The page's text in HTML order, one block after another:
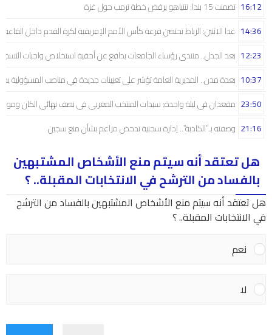
تضمنت 15 بندا: نتنياهو يرفض خطة ترمب حول غزة 16:12
غدا الاثنين: الرباط تحتضن قرعة كأس الأمم الإفريقية لكرة القدم داخل القاعة 14:36
بعد الجدل.. منتدى رؤساء الجامعات يدافع عن أحقية استخلاص واجبات التسجيل 12:23
بعدة مدن.. المديرية العامة تؤشر على تعيينات جديدة في مناصب المسؤولية 10:37
مقعدان في ليلة واحدة: سيدات المنتخب المغربي في نصف نهائي الكان 23:50
وصفته بـ”الكاذبة”.. إدارة سجنية تدحض مزاعم بشأن منع سجين 21:16
هل تعتقد أنه سيتم منع الأشخاص المشتبهين
بالفساد من الترشح في الانتخابات المقبلة.. ؟
هل تعتقد أنه سيتم منع الأشخاص المشتبهين بالفساد من الترشح
في الانتخابات المقبلة.. ؟
نعم
لا